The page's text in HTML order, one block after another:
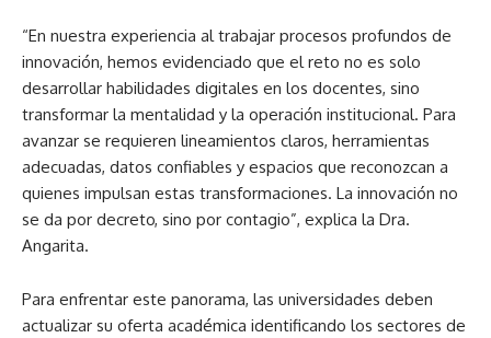
“En nuestra experiencia al trabajar procesos profundos de
innovación, hemos evidenciado que el reto no es solo
desarrollar habilidades digitales en los docentes, sino
transformar la mentalidad y la operación institucional. Para
avanzar se requieren lineamientos claros, herramientas
adecuadas, datos confiables y espacios que reconozcan a
quienes impulsan estas transformaciones. La innovación no
se da por decreto, sino por contagio”, explica la Dra.
Angarita.
Para enfrentar este panorama, las universidades deben
actualizar su oferta académica identificando los sectores de